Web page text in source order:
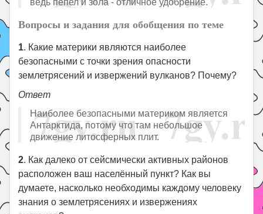
Вопросы и задания для обобщения по теме
1. Какие материки являются наиболее
безопасными с точки зрения опасности
землетрясений и извержений вулканов? Почему?
Ответ
Наиболее безопасными материком является
Антарктида, потому что там небольшое
движение литосферных плит.
2. Как далеко от сейсмически активных районов
расположен ваш населённый пункт? Как вы
думаете, насколько необходимы каждому человеку
знания о землетрясениях и извержениях